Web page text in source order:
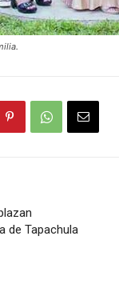
de Tapachula